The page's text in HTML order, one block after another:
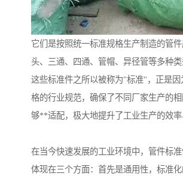
它们是按照统一标准规格生产制造的管
头、三通、四通、管帽、异径管等多种类
这些标准件之所以被称为"标准"，正是因
格的行业规范，确保了不同厂家生产的
够**适配，极大地提升了工业生产的效率
在当今快速发展的工业环境中，管件标
体现在三个方面：首先是通用性，标准